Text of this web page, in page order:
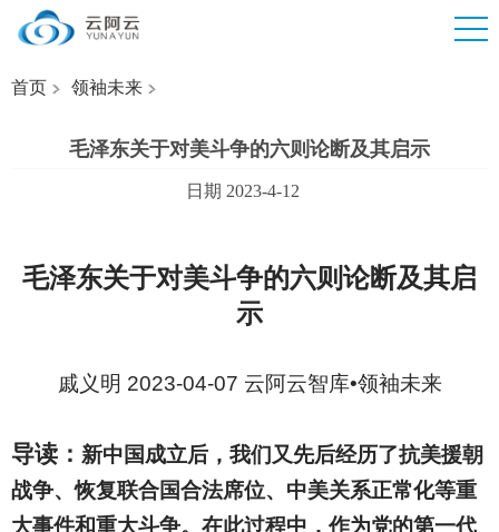
首页 领袖未来
毛泽东关于对美斗争的六则论断及其启示
日期 2023-4-12
毛泽东关于对美斗争的六则论断及其启
示
戚义明 2023-04-07 云阿云智库•领袖未来
导读： 新中国成立后，我们又先后经历了抗美援朝
战争、恢复联合国合法席位、中美关系正常化等重
大事件和重大斗争。在此过程中，作为党的第一代